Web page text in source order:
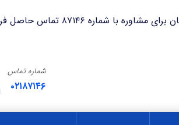
۸۷۱۴۶ تماس حاصل فرمایید.
شماره تماس
۰۲۱۸۷۱۴۶